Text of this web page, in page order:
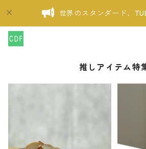
世界のスタンダード、
推しアイテム特